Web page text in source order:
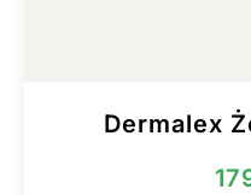
Dermalex